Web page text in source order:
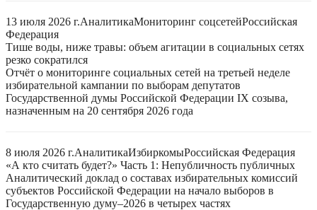
13 июля 2026 г.АналитикаМониторинг соцсетейРоссийская
Федерация
Тише воды, ниже травы: объем агитации в социальных сетях
резко сократился
Отчёт о мониторинге социальных сетей на третьей неделе
избирательной кампании по выборам депутатов
Государственной думы Российской Федерации IX созыва,
назначенным на 20 сентября 2026 года
8 июля 2026 г.АналитикаИзбиркомыРоссийская Федерация
«А кто считать будет?» Часть 1: Непубличность публичных
Аналитический доклад о составах избирательных комиссий
субъектов Российской Федерации на начало выборов в
Государственную думу–2026 в четырех частях